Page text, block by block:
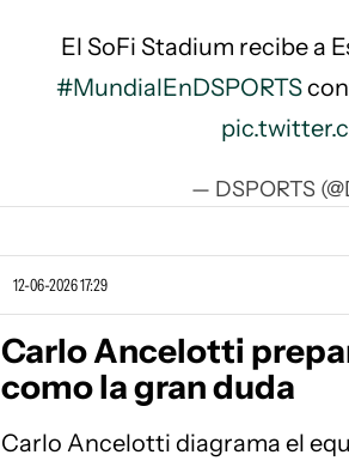
El SoFi Stadium recibe a
#MundialEnDSPORTS
— DSPORTS
12-06-2026 17:29
Carlo Ancelotti
como la gran duda
Carlo Ancelotti diagrama el